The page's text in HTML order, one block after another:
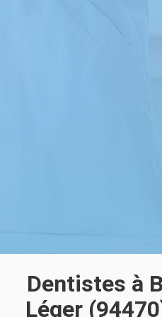
Dentistes à
Léger